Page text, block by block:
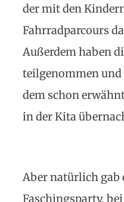
der mit den
Fahrradparcours
Außerdem haben
teilgenommen und
dem schon
in der Kita
Aber natürlich gab
Faschingsparty,